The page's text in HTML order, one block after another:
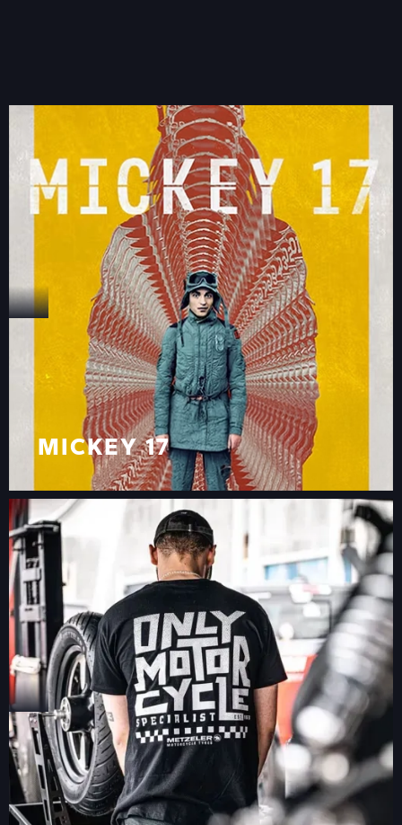
MICKEY 17
UN’INSTALLAZIONE
FUTURISTICA
MICKEY 17
UN’INSTALLAZIONE
FUTURISTICA